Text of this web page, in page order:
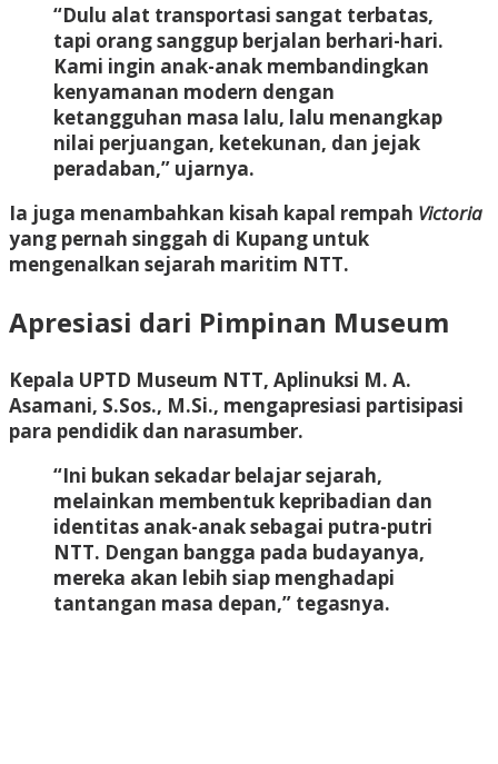
“Dulu alat transportasi sangat terbatas,
tapi orang sanggup berjalan berhari-hari.
Kami ingin anak-anak membandingkan
kenyamanan modern dengan
ketangguhan masa lalu, lalu menangkap
nilai perjuangan, ketekunan, dan jejak
peradaban,” ujarnya.
Ia juga menambahkan kisah kapal rempah Victoria
yang pernah singgah di Kupang untuk
mengenalkan sejarah maritim NTT.
Apresiasi dari Pimpinan Museum
Kepala UPTD Museum NTT, Aplinuksi M. A.
Asamani, S.Sos., M.Si., mengapresiasi partisipasi
para pendidik dan narasumber.
“Ini bukan sekadar belajar sejarah,
melainkan membentuk kepribadian dan
identitas anak-anak sebagai putra-putri
NTT. Dengan bangga pada budayanya,
mereka akan lebih siap menghadapi
tantangan masa depan,” tegasnya.